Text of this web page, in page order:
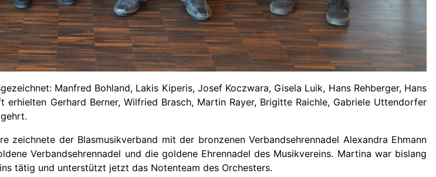
Manfred Bohland, Lakis Kiperis, Josef Koczwara, Gisela Luik, Hans Rehberger, Hans
Gerhard Berner, Wilfried Brasch, Martin Rayer, Brigitte Raichle, Gabriele Uttendorfer
zeichnete der Blasmusikverband mit der bronzenen Verbandsehrennadel Alexandra Ehmann
Verbandsehrennadel und die goldene Ehrennadel des Musikvereins. Martina war bislang
tätig und unterstützt jetzt das Notenteam des Orchesters.